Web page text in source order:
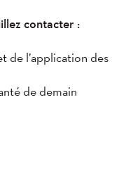
contacter :
de l’application des
de demain